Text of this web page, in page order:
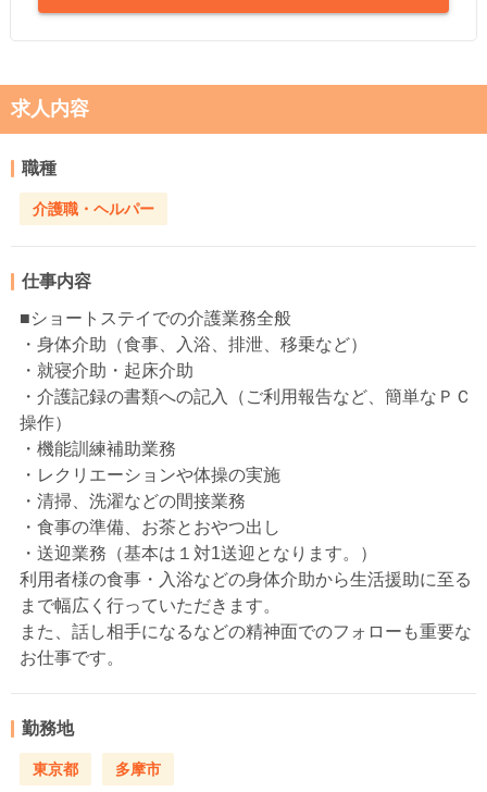
求人内容
職種
介護職・ヘルパー
仕事内容
■ショートステイでの介護業務全般
・身体介助（食事、入浴、排泄、移乗など）
・就寝介助・起床介助
・介護記録の書類への記入（ご利用報告など、簡単なＰＣ
操作）
・機能訓練補助業務
・レクリエーションや体操の実施
・清掃、洗濯などの間接業務
・食事の準備、お茶とおやつ出し
・送迎業務（基本は１対1送迎となります。）
利用者様の食事・入浴などの身体介助から生活援助に至る
まで幅広く行っていただきます。
また、話し相手になるなどの精神面でのフォローも重要な
お仕事です。
勤務地
東京都 多摩市